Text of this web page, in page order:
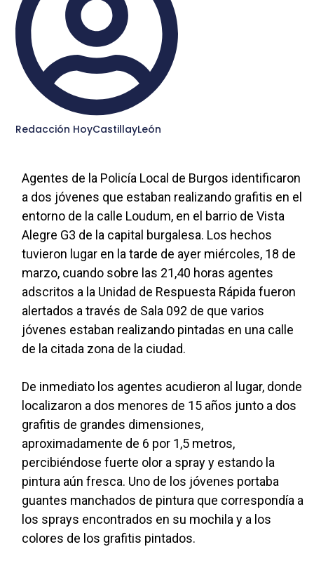
Redacción HoyCastillayLeón
Agentes de la Policía Local de Burgos identificaron
a dos jóvenes que estaban realizando grafitis en el
entorno de la calle Loudum, en el barrio de Vista
Alegre G3 de la capital burgalesa. Los hechos
tuvieron lugar en la tarde de ayer miércoles, 18 de
marzo, cuando sobre las 21,40 horas agentes
adscritos a la Unidad de Respuesta Rápida fueron
alertados a través de Sala 092 de que varios
jóvenes estaban realizando pintadas en una calle
de la citada zona de la ciudad.
De inmediato los agentes acudieron al lugar, donde
localizaron a dos menores de 15 años junto a dos
grafitis de grandes dimensiones,
aproximadamente de 6 por 1,5 metros,
percibiéndose fuerte olor a spray y estando la
pintura aún fresca. Uno de los jóvenes portaba
guantes manchados de pintura que correspondía a
los sprays encontrados en su mochila y a los
colores de los grafitis pintados.